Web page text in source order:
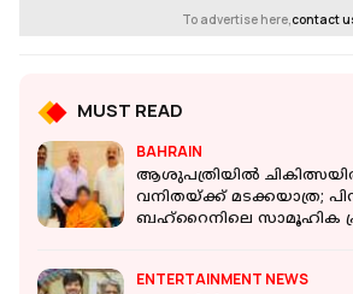
To advertise here,contact
MUST READ
BAHRAIN
ആശുപത്രിയിൽ
വനിതയ്ക്ക് മടക്കയാത്ര;
ബഹ്റൈനിലെ സാമൂഹിക
ENTERTAINMENT NEWS